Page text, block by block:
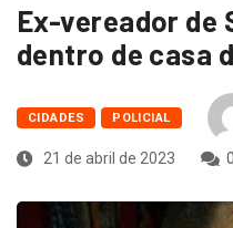
Ex-vereador de
dentro de casa
CIDADES POLICIAL
21 de abril de 2023 0